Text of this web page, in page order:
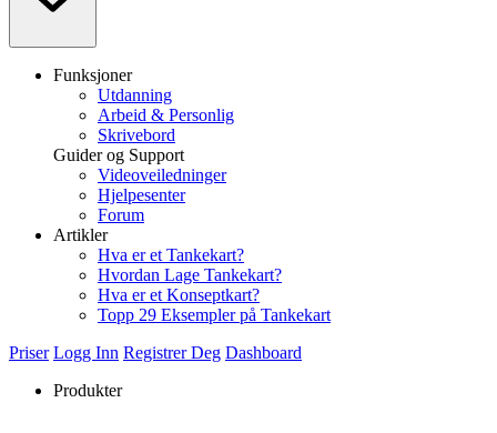
Funksjoner
Utdanning
Arbeid & Personlig
Skrivebord
Guider og Support
Videoveiledninger
Hjelpesenter
Forum
Artikler
Hva er et Tankekart?
Hvordan Lage Tankekart?
Hva er et Konseptkart?
Topp 29 Eksempler på Tankekart
Priser Logg Inn Registrer Deg Dashboard
Produkter